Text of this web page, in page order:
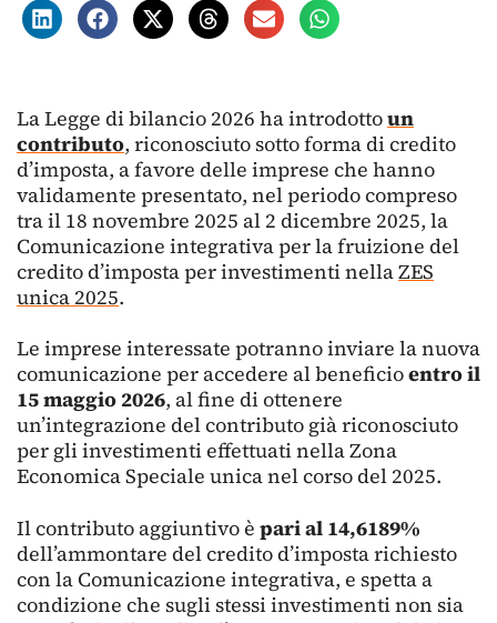
La Legge di bilancio 2026 ha introdottoun
contributo, riconosciuto sotto forma di credito
d’imposta, a favore delle imprese che hanno
validamente presentato, nel periodo compreso
tra il 18 novembre 2025 al 2 dicembre 2025, la
Comunicazione integrativa per la fruizione del
credito d’imposta per investimenti nellaZES
unica 2025.
Le imprese interessate potranno inviare la nuova
comunicazione per accedere al beneficioentro il
15 maggio 2026, al fine di ottenere
un’integrazione del contributo già riconosciuto
per gli investimenti effettuati nella Zona
Economica Speciale unica nel corso del 2025.
Il contributo aggiuntivo è pari al 14,6189%
dell’ammontare del credito d’imposta richiesto
con la Comunicazione integrativa, e spetta a
condizione che sugli stessi investimenti non sia